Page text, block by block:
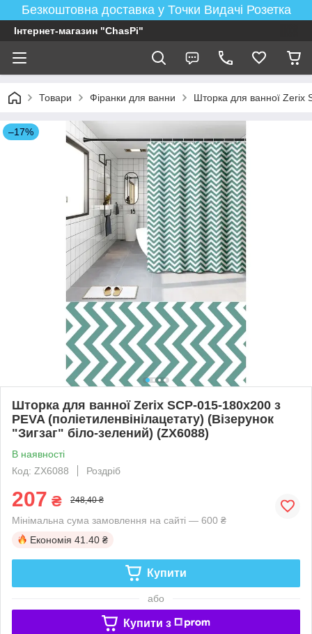
Безкоштовна доставка у Точки Видачі Розетка
Інтернет-магазин "ChasPi"
Товари Фіранки для ванни Шторка для ванної Zerix
–17%
Шторка для ванної Zerix SCP-015-180x200 з
PEVA (поліетиленвінілацетату) (Візерунок
"Зигзаг" біло-зелений) (ZX6088)
В наявності
Код: ZX6088
Роздріб
207 ₴ 248,40 ₴
Мінімальна сума замовлення на сайті — 600 ₴
Економія 41.40 ₴
Купити
або
Купити з